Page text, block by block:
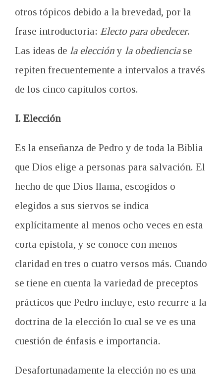
otros tópicos debido a la brevedad, por la
frase introductoria: Electo para obedecer.
Las ideas de la elección y la obedienciase
repiten frecuentemente a intervalos a través
de los cinco capítulos cortos.
I. Elección
Es la enseñanza de Pedro y de toda la Biblia
que Dios elige a personas para salvación. El
hecho de que Dios llama, escogidos o
elegidos a sus siervos se indica
explícitamente al menos ocho veces en esta
corta epístola, y se conoce con menos
claridad en tres o cuatro versos más. Cuando
se tiene en cuenta la variedad de preceptos
prácticos que Pedro incluye, esto recurre a la
doctrina de la elección lo cual se ve es una
cuestión de énfasis e importancia.
Desafortunadamente la elección no es una